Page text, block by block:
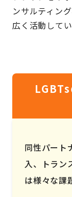
ンサルティン
広く活動してい
同性パート
入、トラン
は様々な課